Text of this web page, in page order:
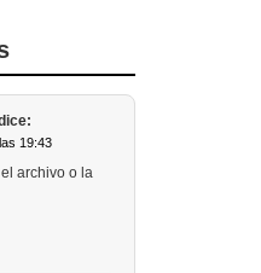
19:43
archivo o la